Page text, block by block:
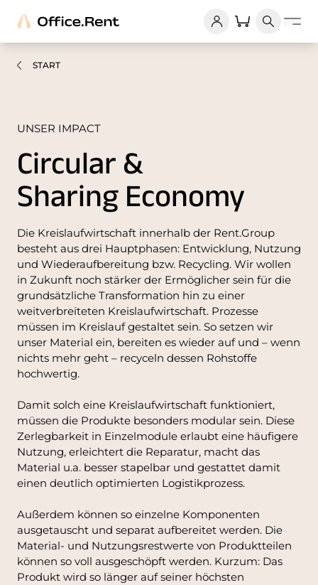
START
UNSER IMPACT
Circular &
Sharing Economy
Die Kreislaufwirtschaft innerhalb der Rent.Group
besteht aus drei Hauptphasen: Entwicklung, Nutzung
und Wiederaufbereitung bzw. Recycling. Wir wollen
in Zukunft noch stärker der Ermöglicher sein für die
grundsätzliche Transformation hin zu einer
weitverbreiteten Kreislaufwirtschaft. Prozesse
müssen im Kreislauf gestaltet sein. So setzen wir
unser Material ein, bereiten es wieder auf und – wenn
nichts mehr geht – recyceln dessen Rohstoffe
hochwertig.
Damit solch eine Kreislaufwirtschaft funktioniert,
müssen die Produkte besonders modular sein. Diese
Zerlegbarkeit in Einzelmodule erlaubt eine häufigere
Nutzung, erleichtert die Reparatur, macht das
Material u.a. besser stapelbar und gestattet damit
einen deutlich optimierten Logistikprozess.
Außerdem können so einzelne Komponenten
ausgetauscht und separat aufbereitet werden. Die
Material- und Nutzungsrestwerte von Produktteilen
können so voll ausgeschöpft werden. Kurzum: Das
Produkt wird so länger auf seiner höchsten